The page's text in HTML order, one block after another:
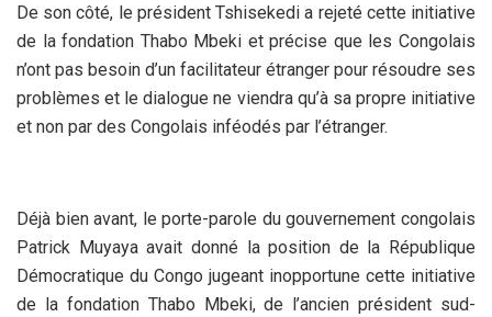
De son côté, le président Tshisekedi a rejeté cette initiative
de la fondation Thabo Mbeki et précise que les Congolais
n’ont pas besoin d’un facilitateur étranger pour résoudre ses
problèmes et le dialogue ne viendra qu’à sa propre initiative
et non par des Congolais inféodés par l’étranger.
Déjà bien avant, le porte-parole du gouvernement congolais
Patrick Muyaya avait donné la position de la République
Démocratique du Congo jugeant inopportune cette initiative
de la fondation Thabo Mbeki, de l’ancien président sud-